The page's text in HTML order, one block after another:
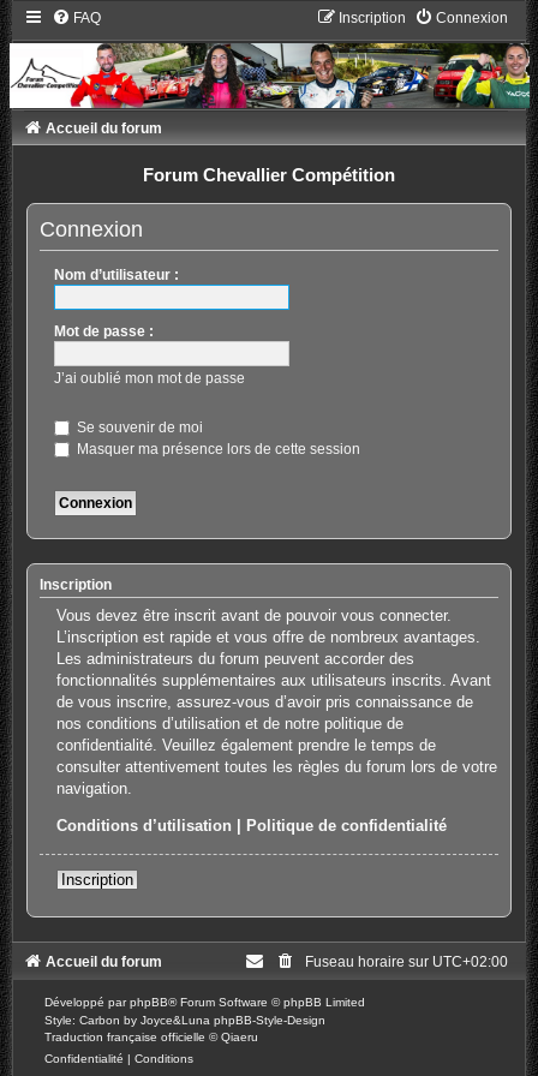
FAQ Connexion
Inscription
Accueil du forum
Forum Chevallier Compétition
Connexion
Nom d’utilisateur :
Mot de passe :
J’ai oublié mon mot de passe
Se souvenir de moi
Masquer ma présence lors de cette session
Inscription
Vous devez être inscrit avant de pouvoir vous connecter.
L’inscription est rapide et vous offre de nombreux avantages.
Les administrateurs du forum peuvent accorder des
fonctionnalités supplémentaires aux utilisateurs inscrits. Avant
de vous inscrire, assurez-vous d’avoir pris connaissance de
nos conditions d’utilisation et de notre politique de
confidentialité. Veuillez également prendre le temps de
consulter attentivement toutes les règles du forum lors de votre
navigation.
Conditions d’utilisation Politique de confidentialité
Inscription
Accueil du forum Fuseau horaire sur UTC+02:00
Développé parphpBB® Forum Software © phpBB Limited
Style: Carbon by Joyce&Luna phpBB-Style-Design
Traduction française officielle ©Qiaeru
Confidentialité | Conditions